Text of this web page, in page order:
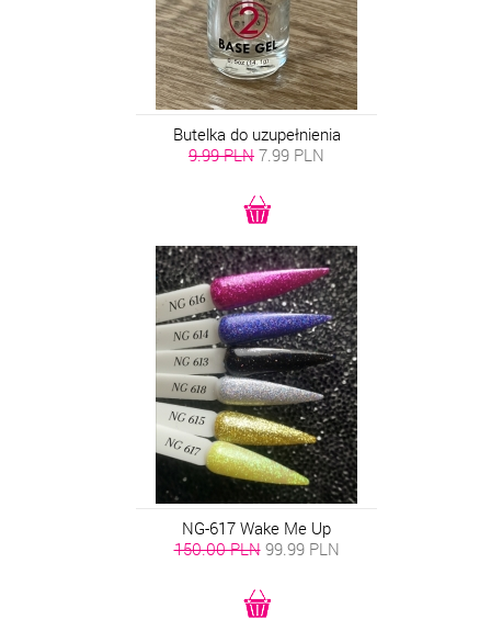
Butelka do uzupełnienia
9.99 PLN 7.99 PLN
NG-617 Wake Me Up
150.00 PLN 99.99 PLN